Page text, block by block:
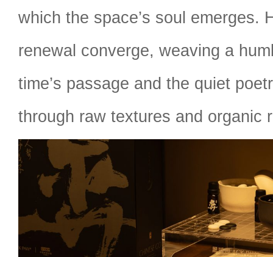
which the space’s soul emerges.
renewal converge, weaving a
time’s passage and the quiet
through raw textures and organic